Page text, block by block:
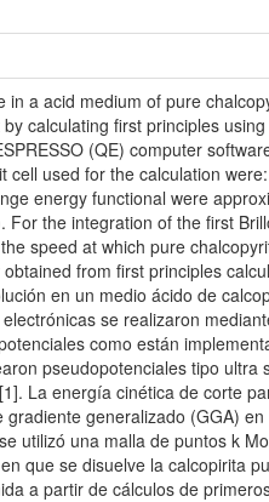
a acid medium of pure
calculating first principles
(QE) computer
used for the calculation
energy functional were
the integration of the first
speed at which pure
from first principles
en un medio ácido de
se realizaron
como están
pseudopotenciales tipo
La energía cinética de corte
generalizado (GGA)
utilizó una malla de puntos k
que se disuelve la calcopirita
a partir de cálculos de